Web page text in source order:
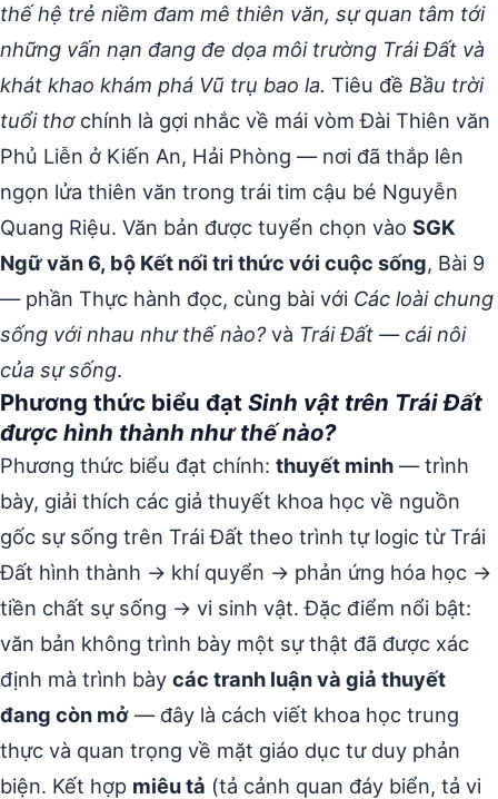
thế hệ trẻ niềm đam mê thiên văn, sự quan tâm tới
những vấn nạn đang đe dọa môi trường Trái Đất và
khát khao khám phá Vũ trụ bao la. Tiêu đề Bầu trời
tuổi thơchính là gợi nhắc về mái vòm Đài Thiên văn
Phủ Liễn ở Kiến An, Hải Phòng — nơi đã thắp lên
ngọn lửa thiên văn trong trái tim cậu bé Nguyễn
Quang Riệu. Văn bản được tuyển chọn vào SGK
Ngữ văn 6, bộ Kết nối tri thức với cuộc sống, Bài 9
— phần Thực hành đọc, cùng bài với Các loài chung
sống với nhau như thế nào?và Trái Đất — cái nôi
của sự sống.
Phương thức biểu đạt Sinh vật trên Trái Đất
được hình thành như thế nào?
Phương thức biểu đạt chính: thuyết minh — trình
bày, giải thích các giả thuyết khoa học về nguồn
gốc sự sống trên Trái Đất theo trình tự logic từ Trái
Đất hình thành → khí quyển → phản ứng hóa học →
tiền chất sự sống → vi sinh vật. Đặc điểm nổi bật:
văn bản không trình bày một sự thật đã được xác
định mà trình bày các tranh luận và giả thuyết
đang còn mở — đây là cách viết khoa học trung
thực và quan trọng về mặt giáo dục tư duy phản
biện. Kết hợp miêu tả (tả cảnh quan đáy biển, tả vi